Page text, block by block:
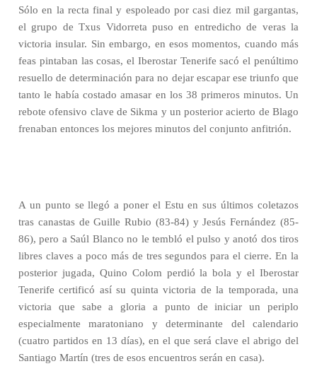
Sólo en la recta final y espoleado por casi diez mil gargantas,
el grupo de Txus Vidorreta puso en entredicho de veras la
victoria insular. Sin embargo, en esos momentos, cuando más
feas pintaban las cosas, el Iberostar Tenerife sacó el penúltimo
resuello de determinación para no dejar escapar ese triunfo que
tanto le había costado amasar en los 38 primeros minutos. Un
rebote ofensivo clave de Sikma y un posterior acierto de Blago
frenaban entonces los mejores minutos del conjunto anfitrión.
A un punto se llegó a poner el Estu en sus últimos coletazos
tras canastas de Guille Rubio (83-84) y Jesús Fernández (85-
86), pero a Saúl Blanco no le tembló el pulso y anotó dos tiros
libres claves a poco más de tres segundos para el cierre. En la
posterior jugada, Quino Colom perdió la bola y el Iberostar
Tenerife certificó así su quinta victoria de la temporada, una
victoria que sabe a gloria a punto de iniciar un periplo
especialmente maratoniano y determinante del calendario
(cuatro partidos en 13 días), en el que será clave el abrigo del
Santiago Martín (tres de esos encuentros serán en casa).